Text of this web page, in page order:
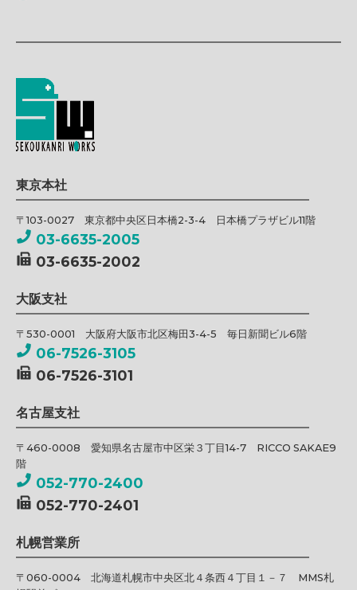
東京本社
〒103-0027 東京都中央区日本橋2-3-4 日本橋プラザビル11階
03-6635-2005
03-6635-2002
大阪支社
〒530-0001 大阪府大阪市北区梅田3-4-5 毎日新聞ビル6階
06-7526-3105
06-7526-3101
名古屋支社
〒460-0008 愛知県名古屋市中区栄３丁目14-7 RICCO SAKAE9
階
052-770-2400
052-770-2401
札幌営業所
〒060-0004 北海道札幌市中央区北４条西４丁目１－７ MMS札